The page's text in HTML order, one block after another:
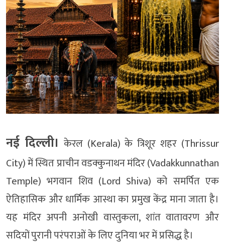
नई दिल्ली। केरल (Kerala) के त्रिशूर शहर (Thrissur
City) में स्थित प्राचीन वडक्कुनाथन मंदिर (Vadakkunnathan
Temple) भगवान शिव (Lord Shiva) को समर्पित एक
ऐतिहासिक और धार्मिक आस्था का प्रमुख केंद्र माना जाता है।
यह मंदिर अपनी अनोखी वास्तुकला, शांत वातावरण और
सदियों पुरानी परंपराओं के लिए दुनिया भर में प्रसिद्ध है।